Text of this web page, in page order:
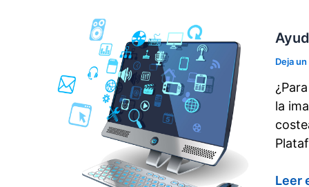
Deja
la
Leer